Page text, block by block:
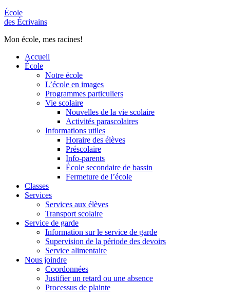
École
des Écrivains
Mon école, mes racines!
Accueil
École
Notre école
L’école en images
Programmes particuliers
Vie scolaire
Nouvelles de la vie scolaire
Activités parascolaires
Informations utiles
Horaire des élèves
Préscolaire
Info-parents
École secondaire de bassin
Fermeture de l’école
Classes
Services
Services aux élèves
Transport scolaire
Service de garde
Information sur le service de garde
Supervision de la période des devoirs
Service alimentaire
Nous joindre
Coordonnées
Justifier un retard ou une absence
Processus de plainte